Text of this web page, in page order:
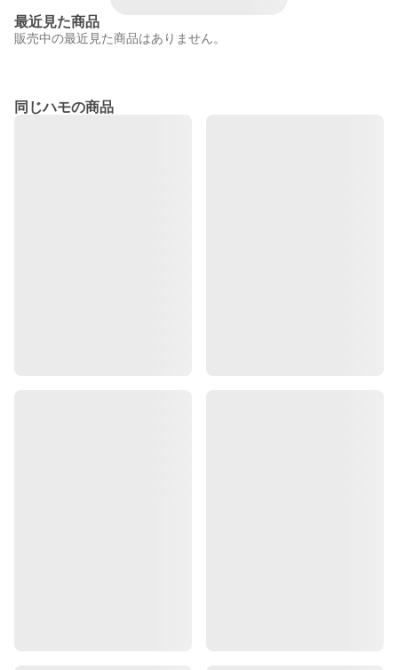
最近見た商品
販売中の最近見た商品はありません。
同じハモの商品